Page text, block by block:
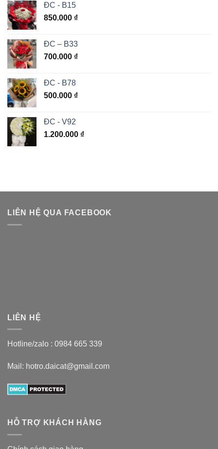
ĐC - B15
850.000 ₫
ĐC – B33
700.000 ₫
ĐC - B78
500.000 ₫
ĐC - V92
1.200.000 ₫
LIÊN HỆ QUA FACEBOOK
LIÊN HỆ
Hotline/zalo : 0984 665 339
Mail: hotro.daicat@gmail.com
HỖ TRỢ KHÁCH HÀNG